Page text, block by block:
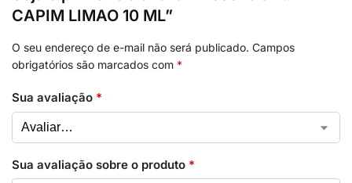
CAPIM LIMAO 10 ML”
O seu endereço de e-mail não será publicado. Campos
obrigatórios são marcados com *
Sua avaliação *
Sua avaliação sobre o produto *